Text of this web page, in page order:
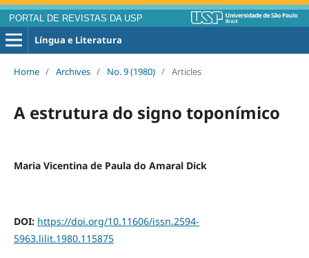
PORTAL DE REVISTAS DA USP
Língua e Literatura
Home / Archives / No. 9 (1980) / Articles
A estrutura do signo toponímico
Maria Vicentina de Paula do Amaral Dick
DOI: https://doi.org/10.11606/issn.2594-
5963.lilit.1980.115875